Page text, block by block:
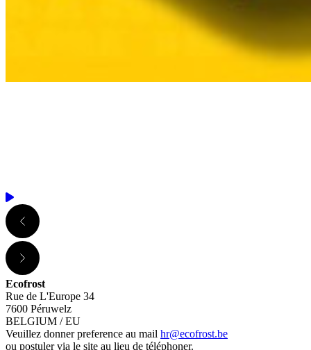
Ecofrost
Rue de L'Europe 34
7600 Péruwelz
BELGIUM / EU
Veuillez donner preference au mail hr@ecofrost.be
ou postuler via le site au lieu de téléphoner.